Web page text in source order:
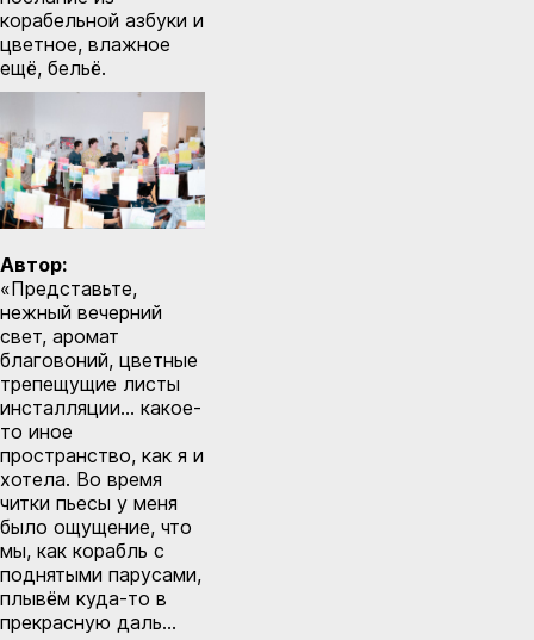
корабельной азбуки и
цветное, влажное
ещё, бельё.
Автор:
«Представьте,
нежный вечерний
свет, аромат
благовоний, цветные
трепещущие листы
инсталляции… какое-
то иное
пространство, как я и
хотела. Во время
читки пьесы у меня
было ощущение, что
мы, как корабль с
поднятыми парусами,
плывём куда-то в
прекрасную даль…